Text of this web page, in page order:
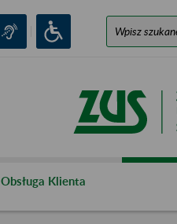
Obsługa Klienta